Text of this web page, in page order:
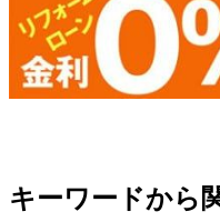
キーワードから